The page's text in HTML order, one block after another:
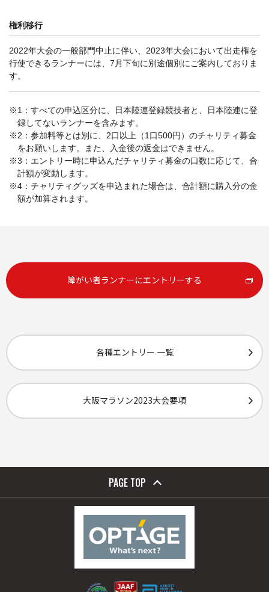
権利移行
2022年大会の一般部門中止に伴い、2023年大会において出走権を
行使できるランナーには、7月下旬に別途個別にご案内しておりま
す。
※1：すべての申込区分に、日本陸連登録競技者と、日本陸連に登
録してないランナーを含みます。
※2：参加料等とは別に、2口以上（1口500円）のチャリティ募金
をお願いします。また、入金後の返金はできません。
※3：エントリー時に申込んだチャリティ募金の口数に応じて、合
計額が変動します。
※4：チャリティグッズを申込まれた場合は、合計額に購入分の金
額が加算されます。
障がい者ランナーにエントリーする
各種エントリー 一覧
大阪マラソン2023大会要項
PAGE TOP